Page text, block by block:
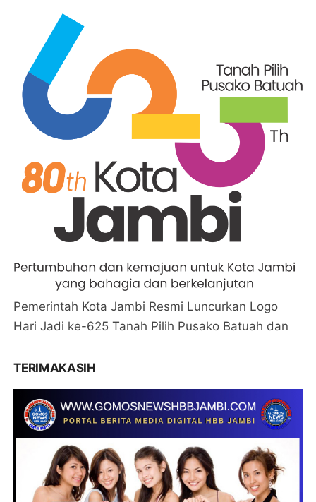
Pemerintah Kota Jambi Resmi Luncurkan Logo
Hari Jadi ke-625 Tanah Pilih Pusako Batuah dan
TERIMAKASIH